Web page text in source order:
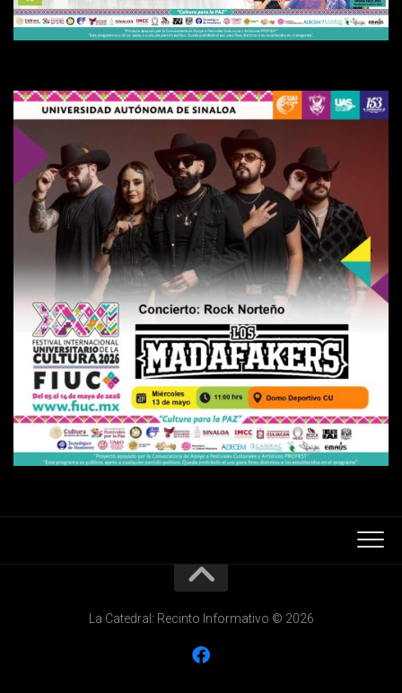
La Catedral: Recinto Informativo © 2026